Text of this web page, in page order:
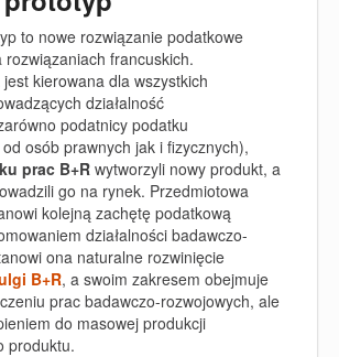
to nowe rozwiązanie podatkowe
rozwiązaniach francuskich.
kierowana dla wszystkich
działalność
podatnicy podatku
osób prawnych jak i fizycznych),
prac B+R wytworzyli nowy produkt, a
go na rynek. Przedmiotowa
kolejną zachętę podatkową
działalności badawczo-
ona naturalne rozwinięcie
B+R, a swoim zakresem obejmuje
prac badawczo-rozwojowych, ale
do masowej produkcji
produktu.